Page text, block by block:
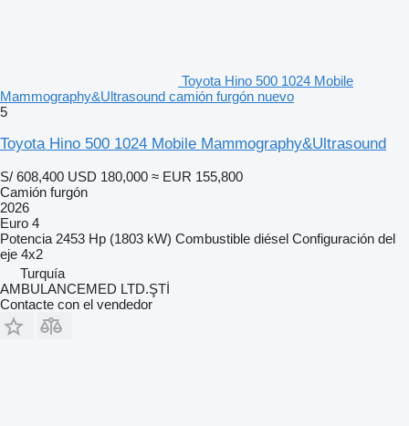
Toyota Hino 500 1024 Mobile
Mammography&Ultrasound camión furgón nuevo
5
Toyota Hino 500 1024 Mobile Mammography&Ultrasound
S/ 608,400 USD 180,000 ≈ EUR 155,800
Camión furgón
2026
Euro 4
Potencia 2453 Hp (1803 kW) Combustible diésel Configuración del
eje 4x2
Turquía
AMBULANCEMED LTD.ŞTİ
Contacte con el vendedor